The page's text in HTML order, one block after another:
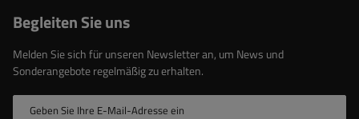
Begleiten Sie uns
Melden Sie sich für unseren Newsletter an, um News und
Sonderangebote regelmäßig zu erhalten.
Geben Sie Ihre E-Mail-Adresse ein